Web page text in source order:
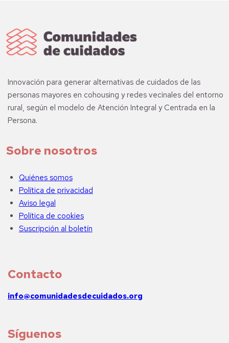
Innovación para generar alternativas de cuidados de las
personas mayores en cohousing y redes vecinales del entorno
rural, según el modelo de Atención Integral y Centrada en la
Persona.
Sobre nosotros
Quiénes somos
Política de privacidad
Aviso legal
Política de cookies
Suscripción al boletín
Contacto
info@comunidadesdecuidados.org
Síguenos